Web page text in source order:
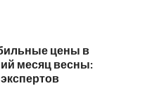
цены в
месяц весны: